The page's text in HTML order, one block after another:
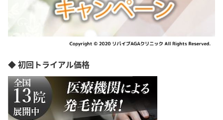
◆ 初回トライアル価格